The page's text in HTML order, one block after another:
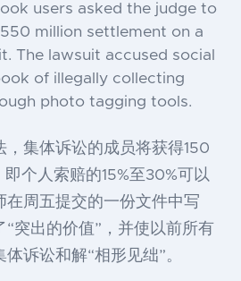
users asked the judge to
million settlement on a
The lawsuit accused social
of illegally collecting
photo tagging tools.
，集体诉讼的成员将获得150
个人索赔的15%至30%可以
在周五提交的一份文件中写
突出的价值”，并使以前所有
诉讼和解“相形见绌”。